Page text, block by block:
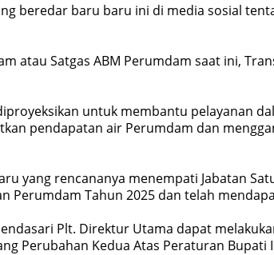
beredar baru baru ini di media sosial
atau Satgas ABM Perumdam saat ini,
untuk membantu pelayanan
pendapatan air Perumdam dan
yang rencananya menempati Jabatan
Perumdam Tahun 2025 dan telah
Plt. Direktur Utama dapat
Perubahan Kedua Atas Peraturan